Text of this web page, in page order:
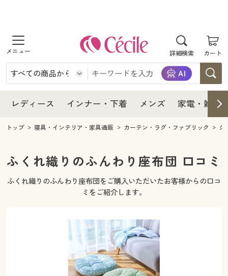
詳細検索 カート
商品を探す
レディース
レディースファッション
女性下着
インナー・下着
インナー・下着通販すべて
女性下着
メンズ下着
メンズ
メンズ通販すべて
メンズファッション
家電・雑貨
家電・雑貨すべて
キッチン・雑貨・日用品
寝具・インテリア・家具
美容・健康通販すべて
美容・健康・サプリメント
制服・スクール
制服・スクールすべて
レディース インナー・下着 メンズ 家電・雑貨
レディース
レディース通販すべて
レディースファッション
インナー・下着
インナー・下着通販すべて
ジュニア・ティーンズ下着
メンズ
メンズ下着
家電
寝具・インテリア・家具通販すべて
カーテン・ラグ・ファブリック
美容・健康
美容・健康・サプリメント
制服・スクールすべて
大きいサイズ通販すべて
トップ 寝具・インテリア・家具通販 カーテン・ラグ・ファブリック ク
ふくれ織りのふんわり座布団 口コミ
ふくれ織りのふんわり座布団をご購入いただいたお客様からの口コ
ミをご紹介します。